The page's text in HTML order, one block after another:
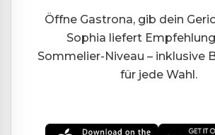
Öffne Gastrona, gib dein
Sophia liefert
Sommelier-Niveau – inklusive
für jede Wahl.